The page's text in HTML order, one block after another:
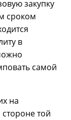
закупку
сроком
в
самой
на
той